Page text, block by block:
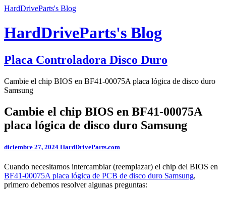
HardDriveParts's Blog
HardDriveParts's Blog
Placa Controladora Disco Duro
Cambie el chip BIOS en BF41-00075A placa lógica de disco duro
Samsung
Cambie el chip BIOS en BF41-00075A
placa lógica de disco duro Samsung
diciembre 27, 2024 HardDriveParts.com
Cuando necesitamos intercambiar (reemplazar) el chip del BIOS en
BF41-00075A placa lógica de PCB de disco duro Samsung,
primero debemos resolver algunas preguntas: